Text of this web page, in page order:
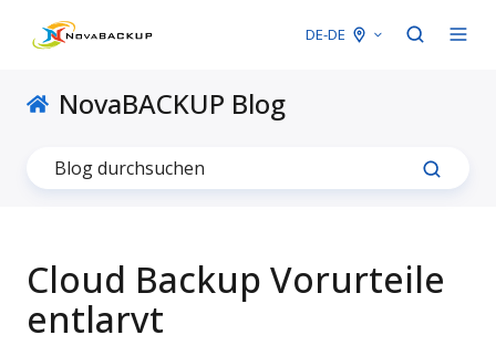
DE-DE
NovaBACKUP Blog
Cloud Backup Vorurteile
entlarvt